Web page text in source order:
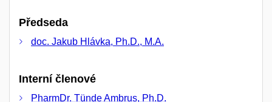
Předseda
doc. Jakub Hlávka, Ph.D., M.A.
Interní členové
PharmDr. Tünde Ambrus, Ph.D.